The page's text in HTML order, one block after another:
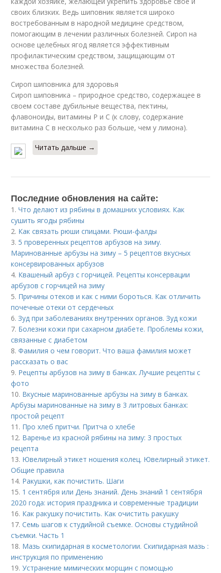
своих близких. Ведь шиповник является широко
востребованным в народной медицине средством,
помогающим в лечении различных болезней. Сироп на
основе целебных ягод является эффективным
профилактическим средством, защищающим от
множества болезней.
Сироп шиповника для здоровья
Сироп шиповника – природное средство, содержащее в
своем составе дубильные вещества, пектины,
флавоноиды, витамины Р и С (к слову, содержание
витамина С в несколько раз больше, чем у лимона).
Читать дальше →
Последние обновления на сайте:
1.Что делают из рябины в домашних условиях. Как
сушить ягоды рябины
2. Как связать рюши спицами. Рюши-фалды
3. 5 проверенных рецептов арбузов на зиму.
Маринованные арбузы на зиму – 5 рецептов вкусных
консервированных арбузов
4. Квашеный арбуз с горчицей. Рецепты консервации
арбузов с горчицей на зиму
5. Причины отеков и как с ними бороться. Как отличить
почечные отеки от сердечных
6.Зуд при заболеваниях внутренних органов. Зуд кожи
7. Болезни кожи при сахарном диабете. Проблемы кожи,
связанные с диабетом
8.Фамилия о чем говорит. Что ваша фамилия может
рассказать о вас
9. Рецепты арбузов на зиму в банках. Лучшие рецепты с
фото
10. Вкусные маринованные арбузы на зиму в банках.
Арбузы маринованные на зиму в 3 литровых банках:
простой рецепт
11. Про хлеб притчи. Притча о хлебе
12. Варенье из красной рябины на зиму: 3 простых
рецепта
13. Ювелирный этикет ношения колец. Ювелирный этикет.
Общие правила
14. Ракушки, как почистить. Шаги
15. 1 сентября или День знаний. День знаний 1 сентября
2020 года: история праздника и современные традиции
16. Как ракушку почистить. Как очистить ракушку
17.Семь шагов к студийной съемке. Основы студийной
съемки. Часть 1
18. Мазь скипидарная в косметологии. Скипидарная мазь :
инструкция по применению
19.Устранение мимических морщин с помощью